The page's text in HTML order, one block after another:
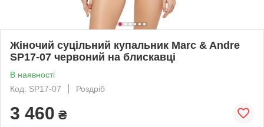
Жіночий суцільний купальник Marc & Andre
SP17-07 червоний на блискавці
В наявності
Код: SP17-07
Роздріб
3 460 ₴